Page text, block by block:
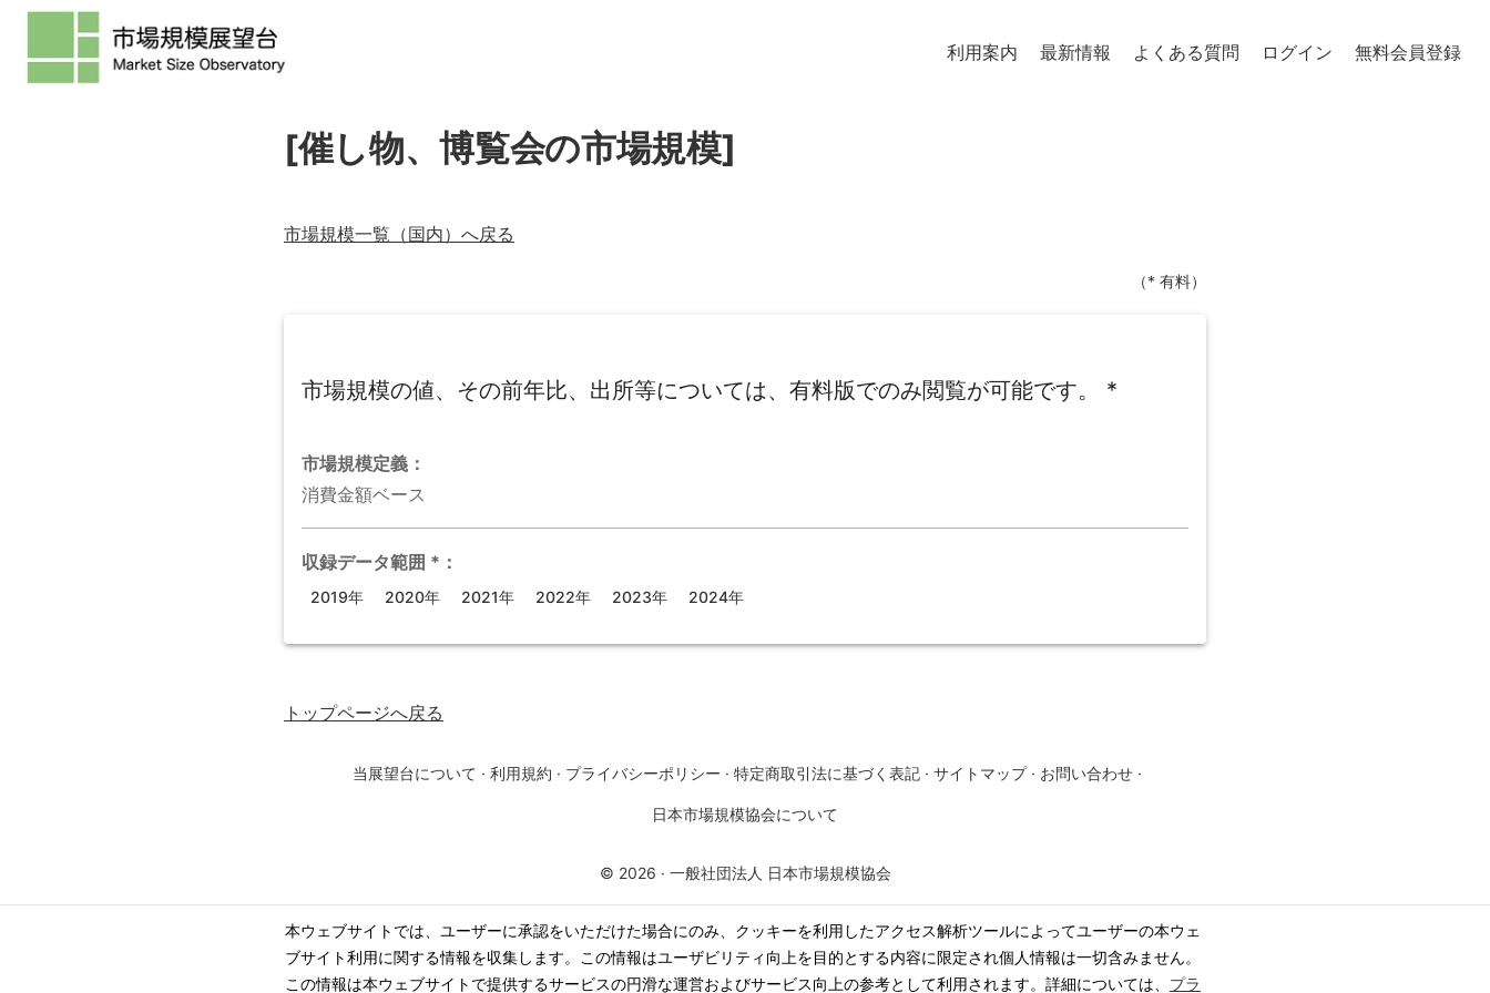
本ウェブサイトでは、ユーザーに承認をいただけた場合にのみ、クッキーを利用したアクセス解析ツールによってユーザーの本ウェ
ブサイト利用に関する情報を収集します。この情報はユーザビリティ向上を目的とする内容に限定され個人情報は一切含みません。
この情報は本ウェブサイトで提供するサービスの円滑な運営およびサービス向上の参考として利用されます。詳細については、 プラ
利用案内 最新情報 よくある質問 ログイン 無料会員登録
[催し物、博覧会の市場規模]
市場規模一覧（国内）へ戻る
（* 有料）
市場規模の値、その前年比、出所等については、有料版でのみ閲覧が可能です。 *
市場規模定義：
消費金額ベース
収録データ範囲 * ：
2019年 2020年 2021年 2022年 2023年 2024年
トップページへ戻る
当展望台について · 利用規約 · プライバシーポリシー · 特定商取引法に基づく表記 · サイトマップ · お問い合わせ ·
日本市場規模協会について
© 2026 · 一般社団法人 日本市場規模協会